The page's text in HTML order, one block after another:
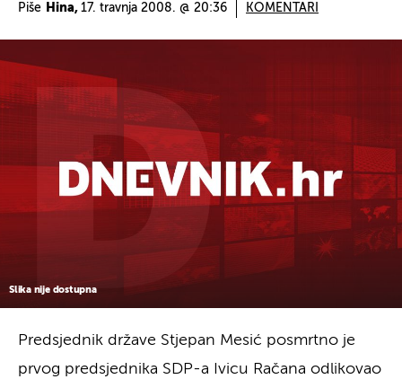
Piše Hina, 17. travnja 2008. @ 20:36 KOMENTARI
Slika nije dostupna
Predsjednik države Stjepan Mesić posmrtno je
prvog predsjednika SDP-a Ivicu Račana odlikovao